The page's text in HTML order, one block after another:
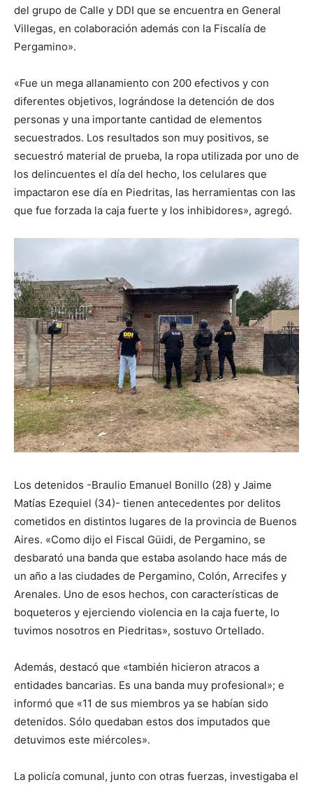
del grupo de Calle y DDI que se encuentra en General
Villegas, en colaboración además con la Fiscalía de
Pergamino».
«Fue un mega allanamiento con 200 efectivos y con
diferentes objetivos, lográndose la detención de dos
personas y una importante cantidad de elementos
secuestrados. Los resultados son muy positivos, se
secuestró material de prueba, la ropa utilizada por uno de
los delincuentes el día del hecho, los celulares que
impactaron ese día en Piedritas, las herramientas con las
que fue forzada la caja fuerte y los inhibidores», agregó.
Los detenidos -Braulio Emanuel Bonillo (28) y Jaime
Matías Ezequiel (34)- tienen antecedentes por delitos
cometidos en distintos lugares de la provincia de Buenos
Aires. «Como dijo el Fiscal Güidi, de Pergamino, se
desbarató una banda que estaba asolando hace más de
un año a las ciudades de Pergamino, Colón, Arrecifes y
Arenales. Uno de esos hechos, con características de
boqueteros y ejerciendo violencia en la caja fuerte, lo
tuvimos nosotros en Piedritas», sostuvo Ortellado.
Además, destacó que «también hicieron atracos a
entidades bancarias. Es una banda muy profesional»; e
informó que «11 de sus miembros ya se habían sido
detenidos. Sólo quedaban estos dos imputados que
detuvimos este miércoles».
La policía comunal, junto con otras fuerzas, investigaba el